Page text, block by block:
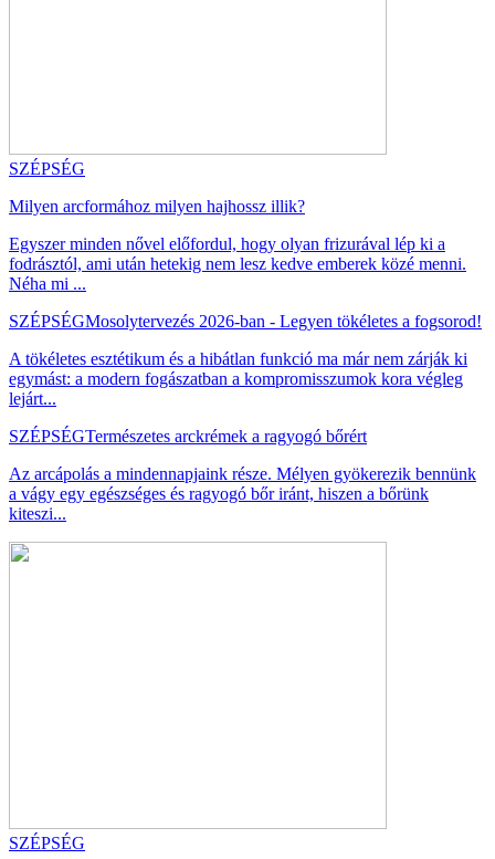
SZÉPSÉG
Milyen arcformához milyen hajhossz illik?
Egyszer minden nővel előfordul, hogy olyan frizurával lép ki a
fodrásztól, ami után hetekig nem lesz kedve emberek közé menni.
Néha mi ...
SZÉPSÉGMosolytervezés 2026-ban - Legyen tökéletes a fogsorod!
A tökéletes esztétikum és a hibátlan funkció ma már nem zárják ki
egymást: a modern fogászatban a kompromisszumok kora végleg
lejárt...
SZÉPSÉGTermészetes arckrémek a ragyogó bőrért
Az arcápolás a mindennapjaink része. Mélyen gyökerezik bennünk
a vágy egy egészséges és ragyogó bőr iránt, hiszen a bőrünk
kiteszi...
SZÉPSÉG